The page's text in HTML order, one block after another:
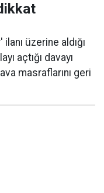
ilanı üzerine aldığı
açtığı davayı
masraflarını geri